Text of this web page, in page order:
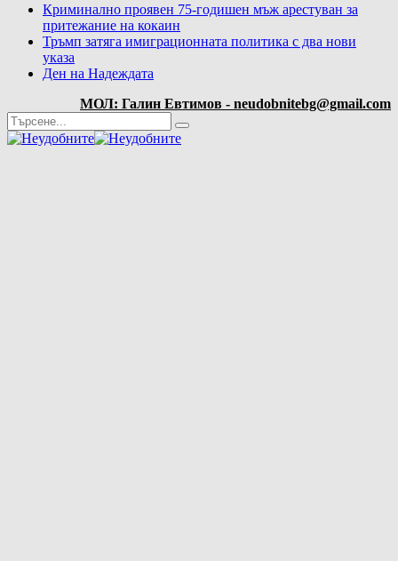
Криминално проявен 75-годишен мъж арестуван за
притежание на кокаин
Тръмп затяга имиграционната политика с два нови
указа
Ден на Надеждата
МОЛ: Галин Евтимов - neudobnitebg@gmail.com